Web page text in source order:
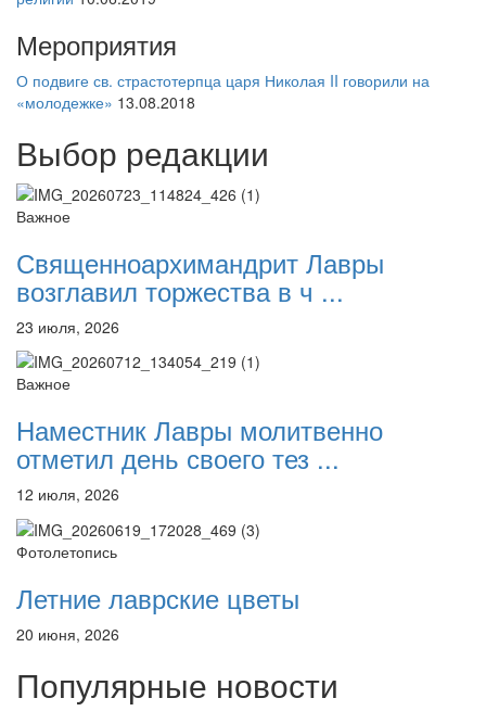
Мероприятия
О подвиге св. страстотерпца царя Николая II говорили на
«молодежке» 13.08.2018
Выбор редакции
Важное
Священноархимандрит Лавры
возглавил торжества в ч ...
23 июля, 2026
Важное
Наместник Лавры молитвенно
отметил день своего тез ...
12 июля, 2026
Фотолетопись
Летние лаврские цветы
20 июня, 2026
Популярные новости